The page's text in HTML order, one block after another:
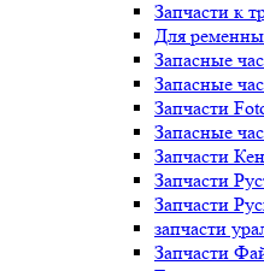
Запчасти к
Для
Запасные
Запасные
Запчасти
Запасные
Запчасти
Запчасти
Запчасти
запчасти
Запчасти